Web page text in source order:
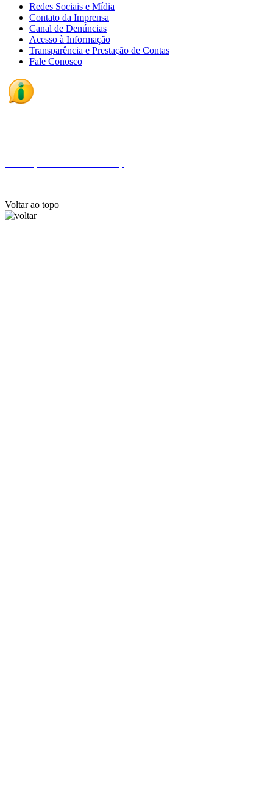
Redes Sociais e Mídia
Contato da Imprensa
Canal de Denúncias
Acesso à Informação
Transparência e Prestação de Contas
Fale Conosco
Voltar ao topo